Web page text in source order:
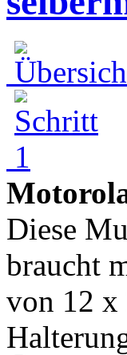
Diese
braucht
von 12 x